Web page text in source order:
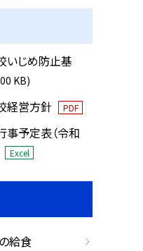
じめ防止基
KB)
経営方針 PDF
事予定表（令和
Excel
給食